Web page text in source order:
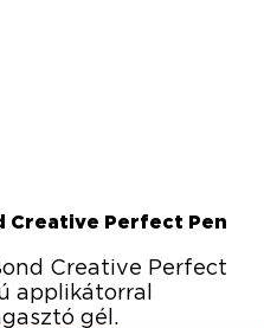
Creative Perfect Pen
Creative Perfect
applikátorral
gél.